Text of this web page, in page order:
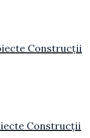
Construcții
Construcții